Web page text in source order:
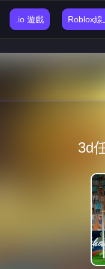
.io 遊戲 Roblox線
3d